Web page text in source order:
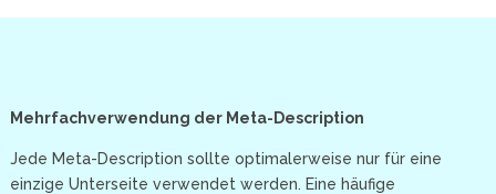
Mehrfachverwendung der Meta-Description
Jede Meta-Description sollte optimalerweise nur für eine
einzige Unterseite verwendet werden. Eine häufige